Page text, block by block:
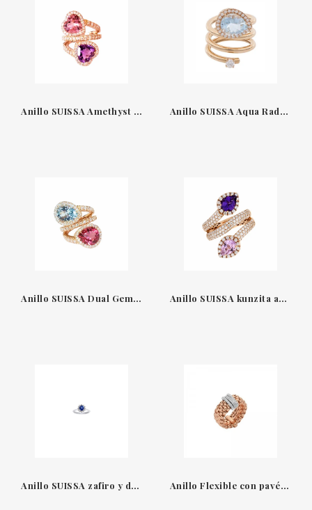
Anillo SUISSA Amethyst Heart A1913/78R Anillo SUISSA Aqua Radiance A5420/1R
Anillo SUISSA Dual Gem A1960/44R Anillo SUISSA kunzita amatista 1AN1480873/1
Anillo SUISSA zafiro y diamantes oro blanco 18kt a01-10-101z-n- Anillo Flexible con pavé de diamantes Fope